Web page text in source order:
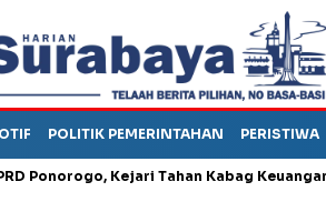
POLITIK PEMERINTAHAN PERISTIWA
Kejari Tahan Kabag Keuangan Sekwan